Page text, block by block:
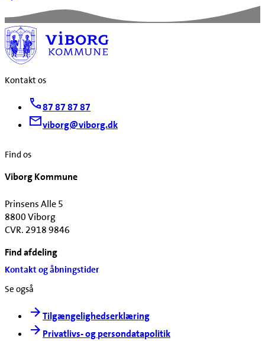
Kontakt os
87 87 87 87
viborg@viborg.dk
Find os
Viborg Kommune
Prinsens Alle 5
8800 Viborg
CVR. 2918 9846
Find afdeling
Kontakt og åbningstider
Se også
Tilgængelighedserklæring
Privatlivs- og persondatapolitik